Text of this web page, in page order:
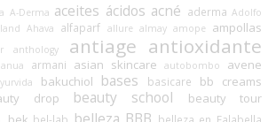
a A-Derma aceites ácidos acné aderma Adolfo
Ahava alfaparf allure almay amope ampollas
anthology antiage antioxidante
anua armani asian skincare autobombo avene
bakuchiol bases basicare bb creams
drop beauty school beauty tour